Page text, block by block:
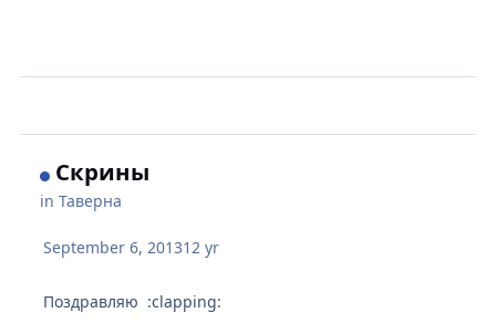
Скрины
inТаверна
September 6, 201312 yr
Поздравляю :clapping: